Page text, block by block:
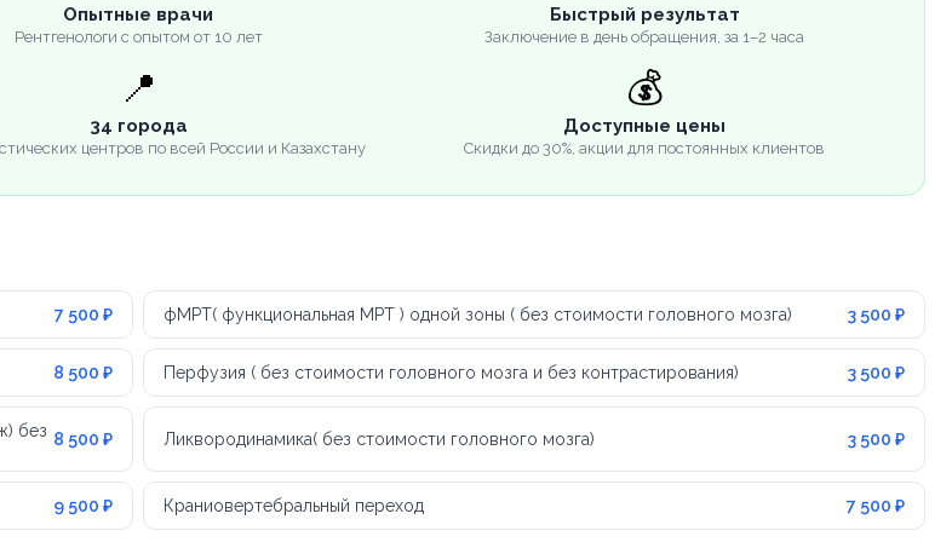
Опытные врачи
Рентгенологи с опытом от 10 лет
Быстрый результат
Заключение в день обращения, за 1–2 часа
📍
34 города
центров по всей России и Казахстану
💰
Доступные цены
Скидки до 30%, акции для постоянных клиентов
7 500 ₽ фМРТ( функциональная МРТ ) одной зоны ( без стоимости головного мозга) 3 500 ₽
8 500 ₽ Перфузия ( без стоимости головного мозга и без контрастирования) 3 500 ₽
без 8 500 ₽ Ликвородинамика( без стоимости головного мозга) 3 500 ₽
9 500 ₽ Краниовертебральный переход 7 500 ₽